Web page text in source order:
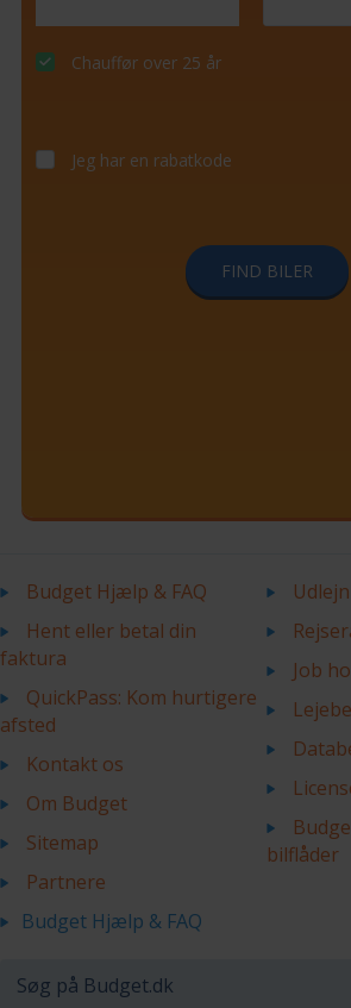
Chauffør over 25 år
Jeg har en rabatkode
FIND BILER
Budget Hjælp & FAQ
Hent eller betal din
faktura
QuickPass: Kom hurtigere
afsted
Kontakt os
Om Budget
Sitemap
Partnere
Job
bilflåder
Budget Hjælp & FAQ